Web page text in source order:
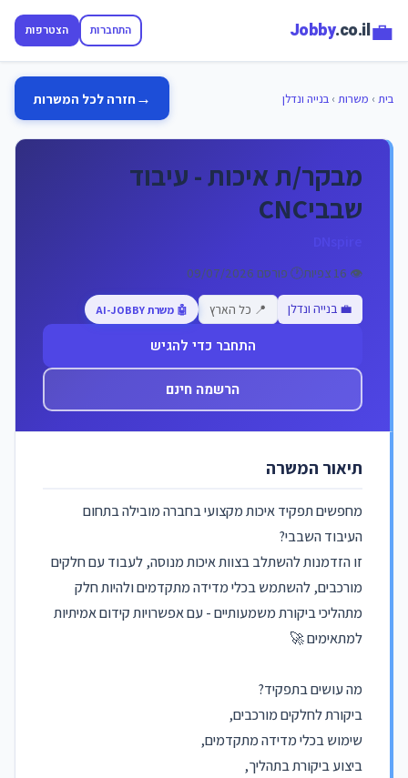
💼
Jobby.co.il התחברות הצטרפות
בית › משרות › בנייה ונדלן →חזרה לכל המשרות
מבקר/ת איכות - עיבוד
שבביCNC
👁️ 16 צפיות 🕐 פורסם 09/07/2026
💼 בנייה ונדלן 📍 כל הארץ 🤖 משרת AI-JOBBY
התחבר כדי להגיש
הרשמה חינם
תיאור המשרה
מחפשים תפקיד איכות מקצועי בחברה מובילה בתחום
העיבוד השבבי?
זו הזדמנות להשתלב בצוות איכות מנוסה, לעבוד עם חלקים
מורכבים, להשתמש בכלי מדידה מתקדמים ולהיות חלק
מתהליכי ביקורת משמעותיים - עם אפשרויות קידום אמיתיות
למתאימים 🚀
מה עושים בתפקיד?
ביקורת לחלקים מורכבים,
שימוש בכלי מדידה מתקדמים,
ביצוע ביקורת בתהליך,